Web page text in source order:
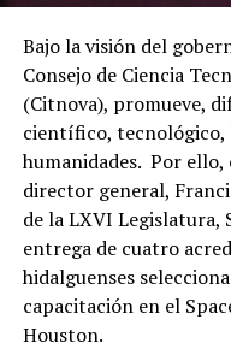
Bajo la visión del
Consejo de Ciencia
(Citnova), promueve,
científico, tecnológico,
humanidades. Por
director general,
de la LXVI Legislatura,
entrega de cuatro
hidalguenses
capacitación en el
Houston.